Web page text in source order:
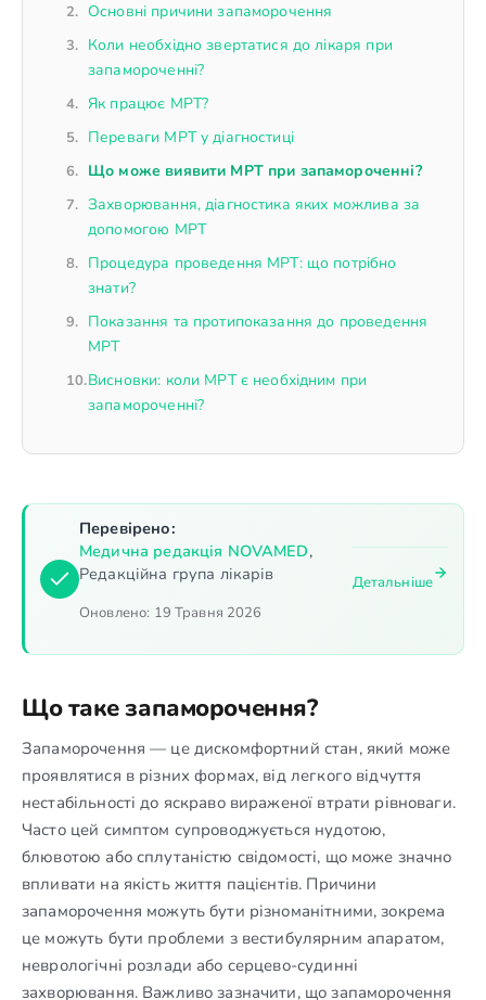
Основні причини запаморочення
Коли необхідно звертатися до лікаря при
запамороченні?
Як працює МРТ?
Переваги МРТ у діагностиці
Що може виявити МРТ при запамороченні?
Захворювання, діагностика яких можлива за
допомогою МРТ
Процедура проведення МРТ: що потрібно
знати?
Показання та протипоказання до проведення
МРТ
Висновки: коли МРТ є необхідним при
запамороченні?
Перевірено:
Медична редакція NOVAMED,
Редакційна група лікарів
Оновлено: 19 Травня 2026
Детальніше
Що таке запаморочення?
Запаморочення — це дискомфортний стан, який може
проявлятися в різних формах, від легкого відчуття
нестабільності до яскраво вираженої втрати рівноваги.
Часто цей симптом супроводжується нудотою,
блювотою або сплутаністю свідомості, що може значно
впливати на якість життя пацієнтів. Причини
запаморочення можуть бути різноманітними, зокрема
це можуть бути проблеми з вестибулярним апаратом,
неврологічні розлади або серцево-судинні
захворювання. Важливо зазначити, що запаморочення